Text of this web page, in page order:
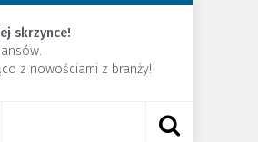
skrzynce!
z nowościami z branży!